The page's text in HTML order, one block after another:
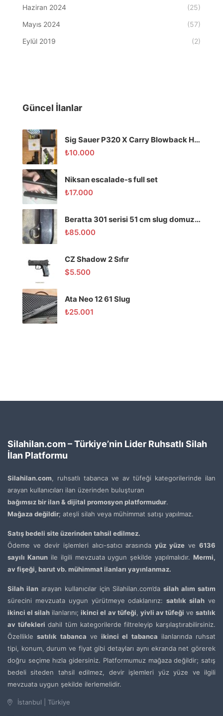
Haziran 2024
(25)
Mayıs 2024
(57)
Eylül 2019
(2)
Güncel İlanlar
Sig Sauer P320 X Carry Blowback Havalı Tabanca
₺10.000
Niksan escalade-s full set
₺17.000
Beratta 301 serisi 51 cm slug domuz tüfeği
₺85.000
CZ Shadow 2 Sıfır
$5.500
Ata Neo 12 61 Slug
₺25.001
Silahilan.com – Türkiye’nin Lider Ruhsatlı Silah
İlan Platformu
Silahilan.com, ruhsatlı tabanca ve av tüfeği kategorilerinde ilan
arayan kullanıcıları ilan üzerinden buluşturan
bağımsız bir ilan & dijital promosyon platformudur.
Mağaza değildir; ateşli silah veya mühimmat satışı yapılmaz.
Satış bedeli site üzerinden tahsil edilmez.
Ödeme ve devir işlemleri alıcı-satıcı arasındayüz yüze ve6136
sayılı Kanunile ilgili mevzuata uygun şekilde yapılmalıdır. Mermi,
av fişeği, barut vb. mühimmat ilanları yayınlanmaz.
Silah ilanarayan kullanıcılar için Silahilan.com’dasilah alım satım
sürecini mevzuata uygun yürütmeye odaklanırız:satılık silah ve
ikinci el silah ilanlarını;ikinci el av tüfeği, yivli av tüfeği vesatılık
av tüfekleri dahil tüm kategorilerde filtreleyip karşılaştırabilirsiniz.
Özelliklesatılık tabanca ve ikinci el tabanca ilanlarında ruhsat
tipi, konum, durum ve fiyat gibi detayları aynı ekranda net görerek
doğru seçime hızla gidersiniz. Platformumuz mağaza değildir; satış
bedeli siteden tahsil edilmez, devir işlemleri yüz yüze ve ilgili
mevzuata uygun şekilde ilerlemelidir.
İstanbul | Türkiye